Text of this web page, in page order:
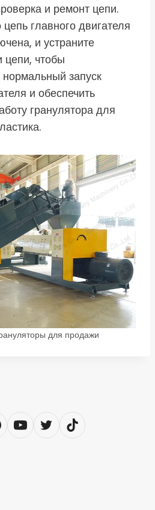
и ремонт цепи.
главного двигателя
и устраните
цепи, чтобы
нормальный запуск
и обеспечить
гранулятора для
для продажи